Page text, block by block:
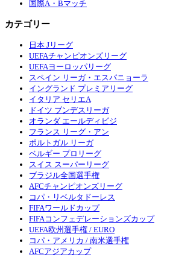
国際A・Bマッチ
カテゴリー
日本 Jリーグ
UEFAチャンピオンズリーグ
UEFAヨーロッパリーグ
スペイン リーガ・エスパニョーラ
イングランド プレミアリーグ
イタリア セリエA
ドイツ ブンデスリーガ
オランダ エールディビジ
フランス リーグ・アン
ポルトガル リーガ
ベルギー プロリーグ
スイス スーパーリーグ
ブラジル全国選手権
AFCチャンピオンズリーグ
コパ・リベルタドーレス
FIFAワールドカップ
FIFAコンフェデレーションズカップ
UEFA欧州選手権 / EURO
コパ・アメリカ / 南米選手権
AFCアジアカップ